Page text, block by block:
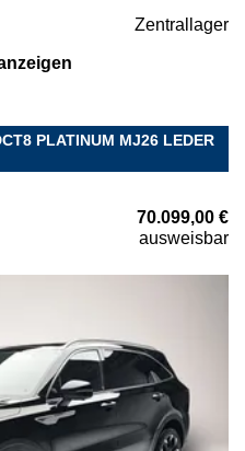
Zentrallager
PLATINUM MJ26 LEDER
70.099,00 €
ausweisbar